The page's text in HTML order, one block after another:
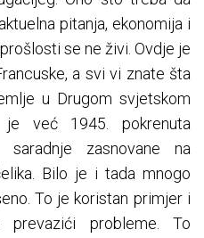
pitanja, ekonomija i
se ne živi. Ovdje je
a svi vi znate šta
u Drugom svjetskom
već 1945. pokrenuta
zasnovane na
Bilo je i tada mnogo
To je koristan primjer i
probleme. To